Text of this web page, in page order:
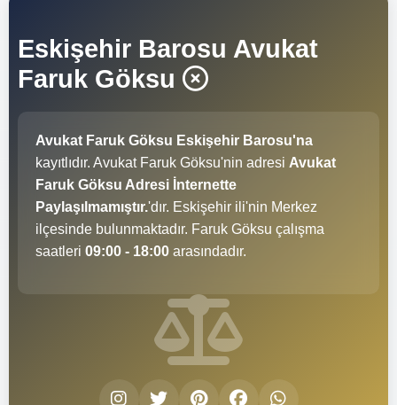
Eskişehir Barosu Avukat
Faruk Göksu
Avukat Faruk Göksu Eskişehir Barosu'na
kayıtlıdır. Avukat Faruk Göksu'nin adresi Avukat
Faruk Göksu Adresi İnternette
Paylaşılmamıştır.'dır. Eskişehir ili'nin Merkez
ilçesinde bulunmaktadır. Faruk Göksu çalışma
saatleri 09:00 - 18:00 arasındadır.